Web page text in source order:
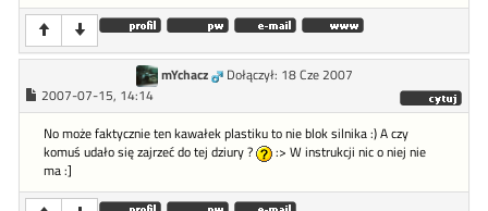
mYchacz
Dołączył: 18 Cze 2007
2007-07-15, 14:14
No może faktycznie ten kawałek plastiku to nie blok silnika :) A czy
komuś udało się zajrzeć do tej dziury ?
:> W instrukcji nic o niej nie
ma :]